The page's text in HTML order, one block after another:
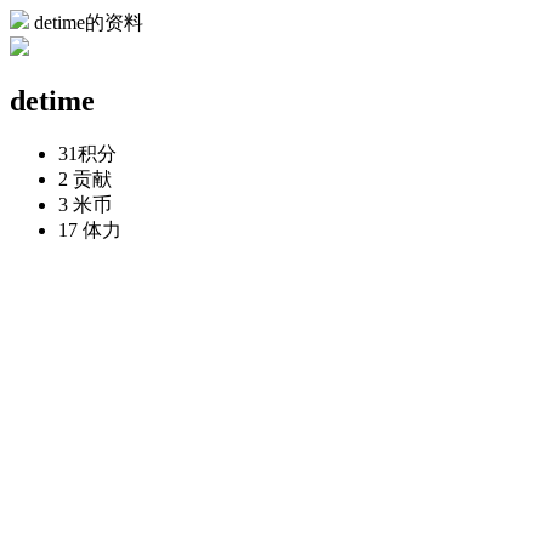
detime的资料
detime
31积分
2 贡献
3 米币
17 体力